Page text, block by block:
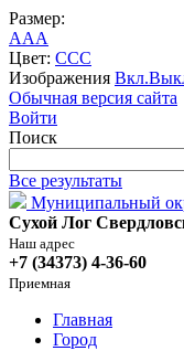
Размер:
AAA
Цвет: CCC
Изображения Вкл.
Обычная версия сайта
Войти
Поиск
Все результаты
Муниципальный
Сухой Лог
Наш адрес
+7 (34373) 4-36-60
Приемная
Главная
Город